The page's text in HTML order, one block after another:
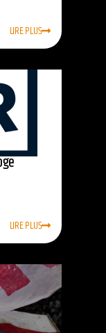
LIRE PLUS
LIRE PLUS